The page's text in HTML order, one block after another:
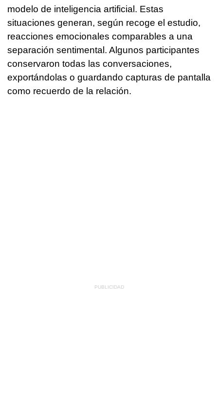
modelo de inteligencia artificial. Estas
situaciones generan, según recoge el estudio,
reacciones emocionales comparables a una
separación sentimental. Algunos participantes
conservaron todas las conversaciones,
exportándolas o guardando capturas de pantalla
como recuerdo de la relación.